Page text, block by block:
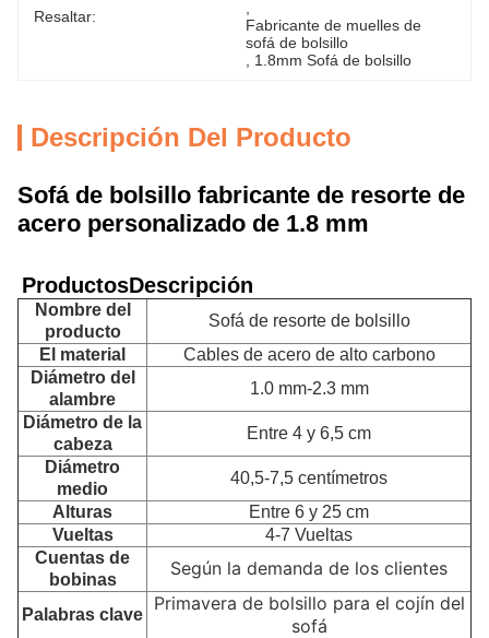
Resaltar:
Fabricante de muelles de
sofá de bolsillo
1.8mm Sofá de bolsillo
Descripción Del Producto
Sofá de bolsillo fabricante de resorte de
acero personalizado de 1.8 mm
ProductosDescripción
Nombre del
producto
Sofá de resorte de bolsillo
El material
Cables de acero de alto carbono
Diámetro del
alambre
1.0 mm-2.3 mm
Diámetro de la
cabeza
Entre 4 y 6,5 cm
Diámetro
medio
40,5-7,5 centímetros
Alturas
Entre 6 y 25 cm
Vueltas
4-7 Vueltas
Cuentas de
bobinas
Según la demanda de los clientes
Palabras clave
Primavera de bolsillo para el cojín del
sofá